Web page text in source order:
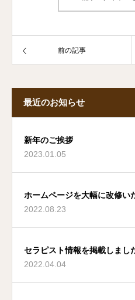
前の記事
最近のお知らせ
新年のご挨拶
2023.01.05
ホームページを大幅に改修い
2022.08.23
セラピスト情報を掲載しまし
2022.04.04